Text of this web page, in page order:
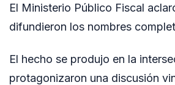
El Ministerio Público Fiscal
difundieron los nombres
El hecho se produjo en la
protagonizaron una discusión